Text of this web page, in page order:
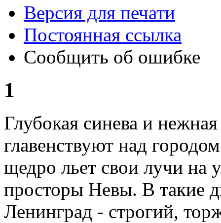
Версия для печати
Постоянная ссылка
Сообщить об ошибке
1
Глубокая синева и
главенствуют над
щедро льет свои лучи на
просторы Невы. В такие
Ленинград - строгий,